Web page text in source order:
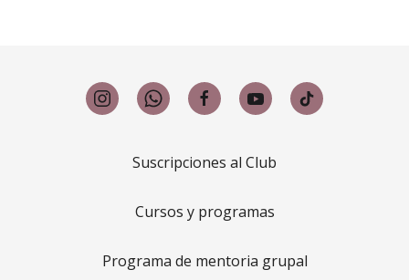
Suscripciones al Club
Cursos y programas
Programa de mentoria grupal